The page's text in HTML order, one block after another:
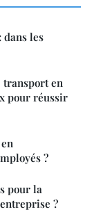
les
transport en
pour réussir
?
pour la
?